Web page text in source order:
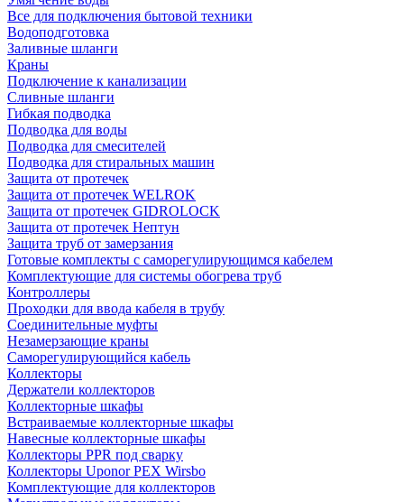
Все для подключения бытовой техники
Водоподготовка
Заливные шланги
Краны
Подключение к канализации
Сливные шланги
Гибкая подводка
Подводка для воды
Подводка для смесителей
Подводка для стиральных машин
Защита от протечек
Защита от протечек WELROK
Защита от протечек GIDROLOCK
Защита от протечек Нептун
Защита труб от замерзания
Готовые комплекты с саморегулирующимся кабелем
Комплектующие для системы обогрева труб
Контроллеры
Проходки для ввода кабеля в трубу
Соединительные муфты
Незамерзающие краны
Саморегулирующийся кабель
Коллекторы
Держатели коллекторов
Коллекторные шкафы
Встраиваемые коллекторные шкафы
Навесные коллекторные шкафы
Коллекторы PPR под сварку
Коллекторы Uponor PEX Wirsbo
Комплектующие для коллекторов